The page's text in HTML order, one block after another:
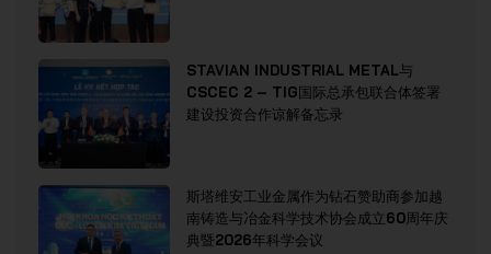
STAVIAN INDUSTRIAL METAL与
CSCEC 2 – TIG国际总承包联合体签署
建设投资合作谅解备忘录
斯塔维安工业金属作为钻石赞助商参加越
南铸造与冶金科学技术协会成立60周年庆
典暨2026年科学会议